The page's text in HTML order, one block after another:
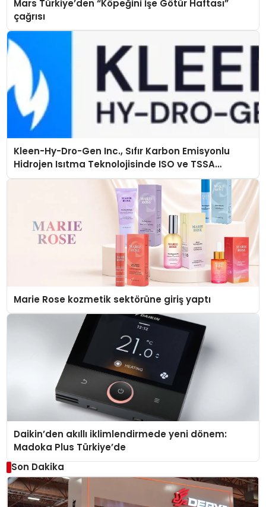
Mars Türkiye’den “Köpeğini İşe Götür Haftası”
çağrısı
Kleen-Hy-Dro-Gen Inc., Sıfır Karbon Emisyonlu
Hidrojen Isıtma Teknolojisinde ISO ve TSSA
Düzenleyici Onaylarını Aldı
Marie Rose kozmetik sektörüne giriş yaptı
Daikin’den akıllı iklimlendirmede yeni dönem:
Madoka Plus Türkiye’de
Son Dakika